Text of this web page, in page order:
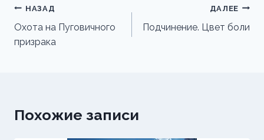
Навигация
по
записям
НАЗАД
Охота на Пуговичного
призрака
ДАЛЕЕ
Подчинение. Цвет боли
Похожие записи